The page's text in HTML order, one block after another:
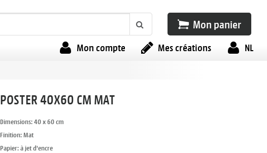
Mon panier
NL
Mes créations
Mon compte
POSTER 40X60 CM MAT
Dimensions: 40 x 60 cm
Finition: Mat
Papier: à jet d'encre